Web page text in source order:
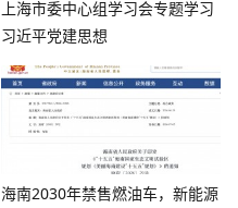
上海市委中心组学习会专题学习
习近平党建思想
海南2030年禁售燃油车，新能源